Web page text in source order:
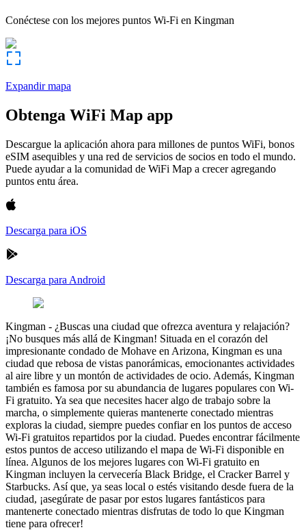
Conéctese con los mejores puntos Wi-Fi en Kingman
Expandir mapa
Obtenga WiFi Map app
Descargue la aplicación ahora para millones de puntos WiFi, bonos
eSIM asequibles y una red de servicios de socios en todo el mundo.
Puede ayudar a la comunidad de WiFi Map a crecer agregando
puntos entu área.
Descarga para iOS
Descarga para Android
Kingman - ¿Buscas una ciudad que ofrezca aventura y relajación?
¡No busques más allá de Kingman! Situada en el corazón del
impresionante condado de Mohave en Arizona, Kingman es una
ciudad que rebosa de vistas panorámicas, emocionantes actividades
al aire libre y un montón de actividades de ocio. Además, Kingman
también es famosa por su abundancia de lugares populares con Wi-
Fi gratuito. Ya sea que necesites hacer algo de trabajo sobre la
marcha, o simplemente quieras mantenerte conectado mientras
exploras la ciudad, siempre puedes confiar en los puntos de acceso
Wi-Fi gratuitos repartidos por la ciudad. Puedes encontrar fácilmente
estos puntos de acceso utilizando el mapa de Wi-Fi disponible en
línea. Algunos de los mejores lugares con Wi-Fi gratuito en
Kingman incluyen la cervecería Black Bridge, el Cracker Barrel y
Starbucks. Así que, ya seas local o estés visitando desde fuera de la
ciudad, ¡asegúrate de pasar por estos lugares fantásticos para
mantenerte conectado mientras disfrutas de todo lo que Kingman
tiene para ofrecer!